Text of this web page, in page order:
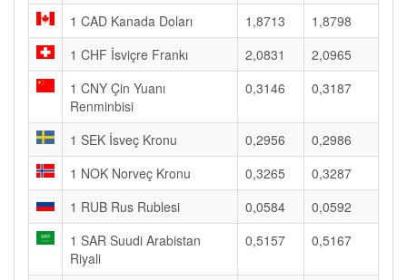
1 CAD Kanada Doları
1,8713
1,8798
1 CHF İsviçre Frankı
2,0831
2,0965
1 CNY Çin Yuanı
Renminbisi
0,3146 0,3187
1 SEK İsveç Kronu 0,2956
0,2986
1 NOK Norveç Kronu
0,3265
0,3287
1 RUB Rus Rublesi
0,0584
0,0592
1 SAR Suudi Arabistan
Riyali
0,5157 0,5167